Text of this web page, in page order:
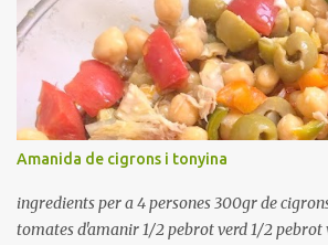
repetiu dues o tres vegades, abaixeu el foc i
o tres vegades afegint aigua freda, han de
be, sense bullir i sempre sempre, amb l'olla
hora i mitja. Saleu 10 minuts abans de retirar
vosaltres el moment en que ja estan cuites.
refredar en la mateixa olla. El caldo de coure
utilitzar per una crema o sopa. Ingredientes
Preparación Ponga las judías a r...
Amanida de cigrons i tonyina
ingredients per a 4 persones 300gr de
tomates d'amanir 1/2 pebrot verd 1/2 pebrot